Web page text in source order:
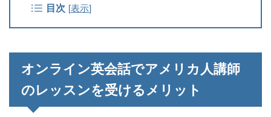
目次 [表示]
オンライン英会話でアメリカ人講師
のレッスンを受けるメリット